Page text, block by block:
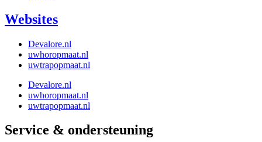
Websites
Devalore.nl
uwhoropmaat.nl
uwtrapopmaat.nl
Devalore.nl
uwhoropmaat.nl
uwtrapopmaat.nl
Service & ondersteuning